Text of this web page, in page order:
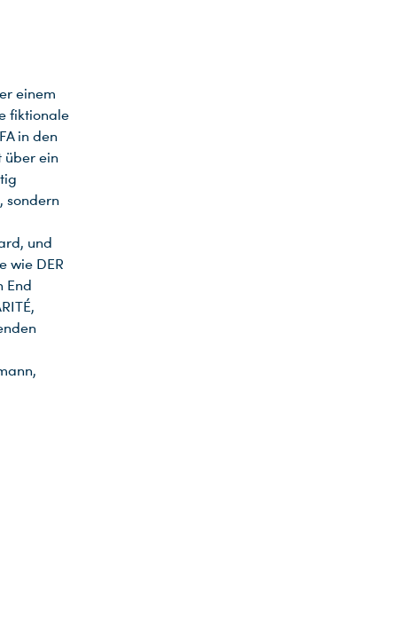
einem
fiktionale
in den
über ein
sondern
und
wie DER
End